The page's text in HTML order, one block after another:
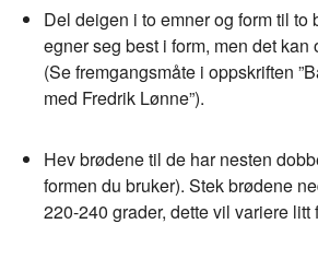
Del deigen i to emner og form til to
egner seg best i form, men det kan
(Se fremgangsmåte i oppskriften
med Fredrik Lønne”).
Hev brødene til de har nesten
formen du bruker). Stek brødene
220-240 grader, dette vil variere litt